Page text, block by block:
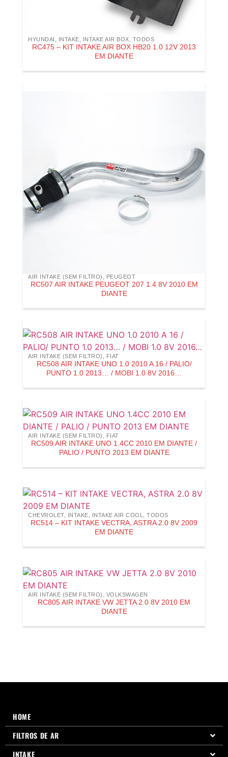
HYUNDAI INTAKE INTAKE AIR BOX TODOS
RC475 – KIT INTAKE AIR BOX HB20 1.0 12V 2013
EM DIANTE
AIR INTAKE (SEM FILTRO) PEUGEOT
RC507 AIR INTAKE PEUGEOT 207 1.4 8V 2010 EM
DIANTE
AIR INTAKE (SEM FILTRO) FIAT
RC508 AIR INTAKE UNO 1.0 2010 A 16 / PALIO/
PUNTO 1.0 2013… / MOBI 1.0 8V 2016…
AIR INTAKE (SEM FILTRO) FIAT
RC509 AIR INTAKE UNO 1.4CC 2010 EM DIANTE /
PALIO / PUNTO 2013 EM DIANTE
CHEVROLET, INTAKE INTAKE AIR COOL TODOS
RC514 – KIT INTAKE VECTRA, ASTRA 2.0 8V 2009
EM DIANTE
AIR INTAKE (SEM FILTRO) VOLKSWAGEN
RC805 AIR INTAKE VW JETTA 2.0 8V 2010 EM
DIANTE
HOME
FILTROS DE AR
INTAKE